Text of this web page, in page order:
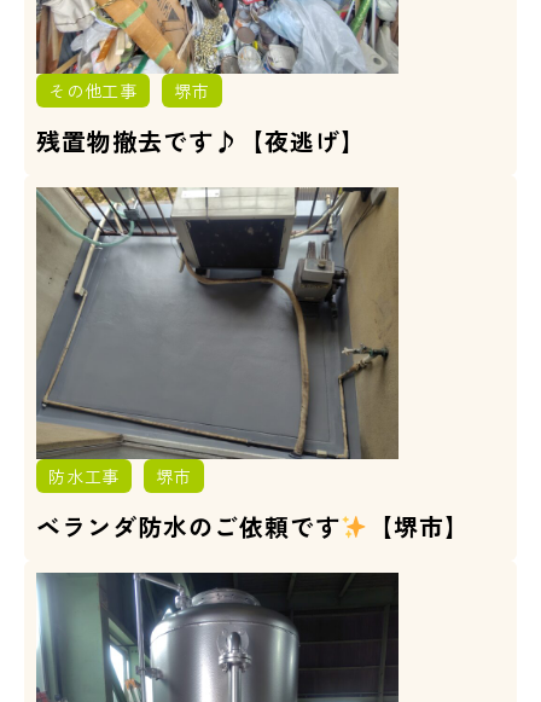
その他工事 堺市
残置物撤去です♪【夜逃げ】
防水工事 堺市
ベランダ防水のご依頼です 【堺市】